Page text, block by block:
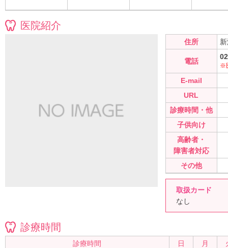
医院紹介
住所
電話
※
E-mail
URL
診療時間・他
子供向け
高齢者・
障害者対応
その他
取扱カード
なし
診療時間
診療時間 日 月